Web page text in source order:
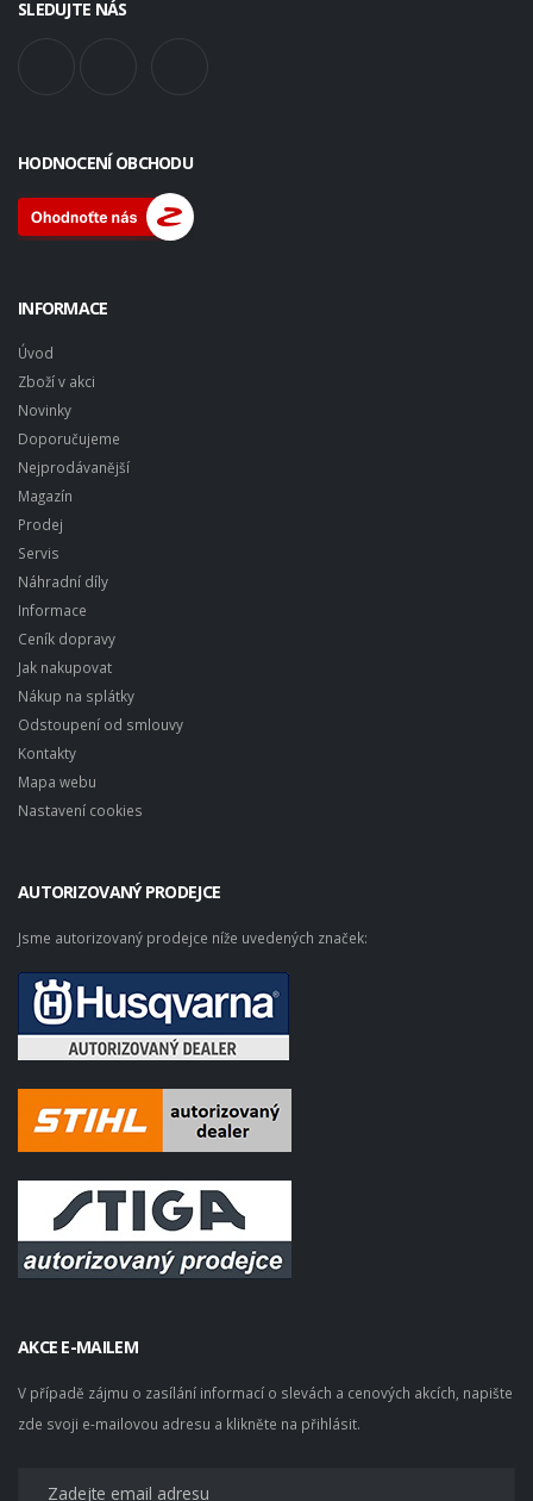
SLEDUJTE NÁS
HODNOCENÍ OBCHODU
INFORMACE
Úvod
Zboží v akci
Novinky
Doporučujeme
Nejprodávanější
Magazín
Prodej
Servis
Náhradní díly
Informace
Ceník dopravy
Jak nakupovat
Nákup na splátky
Odstoupení od smlouvy
Kontakty
Mapa webu
Nastavení cookies
AUTORIZOVANÝ PRODEJCE
Jsme autorizovaný prodejce níže uvedených značek:
AKCE E-MAILEM
V případě zájmu o zasílání informací o slevách a cenových akcích, napište
zde svoji e-mailovou adresu a klikněte na přihlásit.